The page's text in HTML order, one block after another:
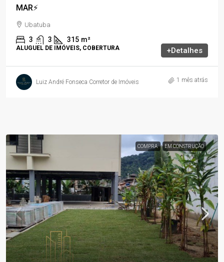
MAR⚡
Ubatuba
3 3 315 m²
ALUGUEL DE IMÓVEIS, COBERTURA +Detalhes
Luiz André Fonseca Corretor de Imóveis 1 mês atrás
COMPRA EM CONSTRUÇÃO